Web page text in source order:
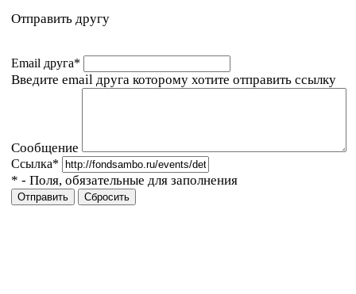
Отправить другу
Email друга*
Введите email друга которому хотите отправить ссылку
Сообщение
Ссылка*
* - Поля, обязательные для заполнения